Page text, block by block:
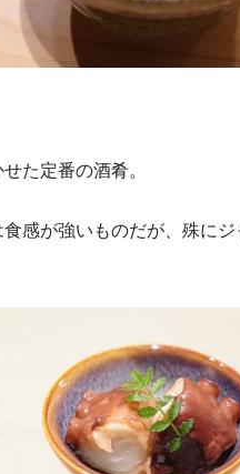
た定番の酒肴。
感が強いものだが、殊に